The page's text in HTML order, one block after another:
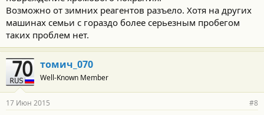
Возможно от зимних реагентов разъело. Хотя на других
машинах семьи с гораздо более серьезным пробегом
таких проблем нет.
томич_070
Well-Known Member
17 Июн 2015 #8